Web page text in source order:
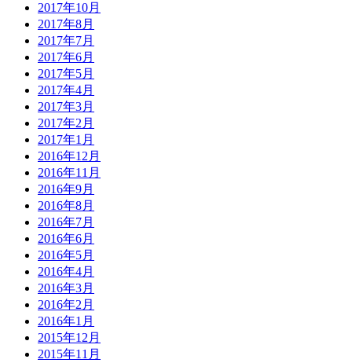
2017年10月
2017年8月
2017年7月
2017年6月
2017年5月
2017年4月
2017年3月
2017年2月
2017年1月
2016年12月
2016年11月
2016年9月
2016年8月
2016年7月
2016年6月
2016年5月
2016年4月
2016年3月
2016年2月
2016年1月
2015年12月
2015年11月